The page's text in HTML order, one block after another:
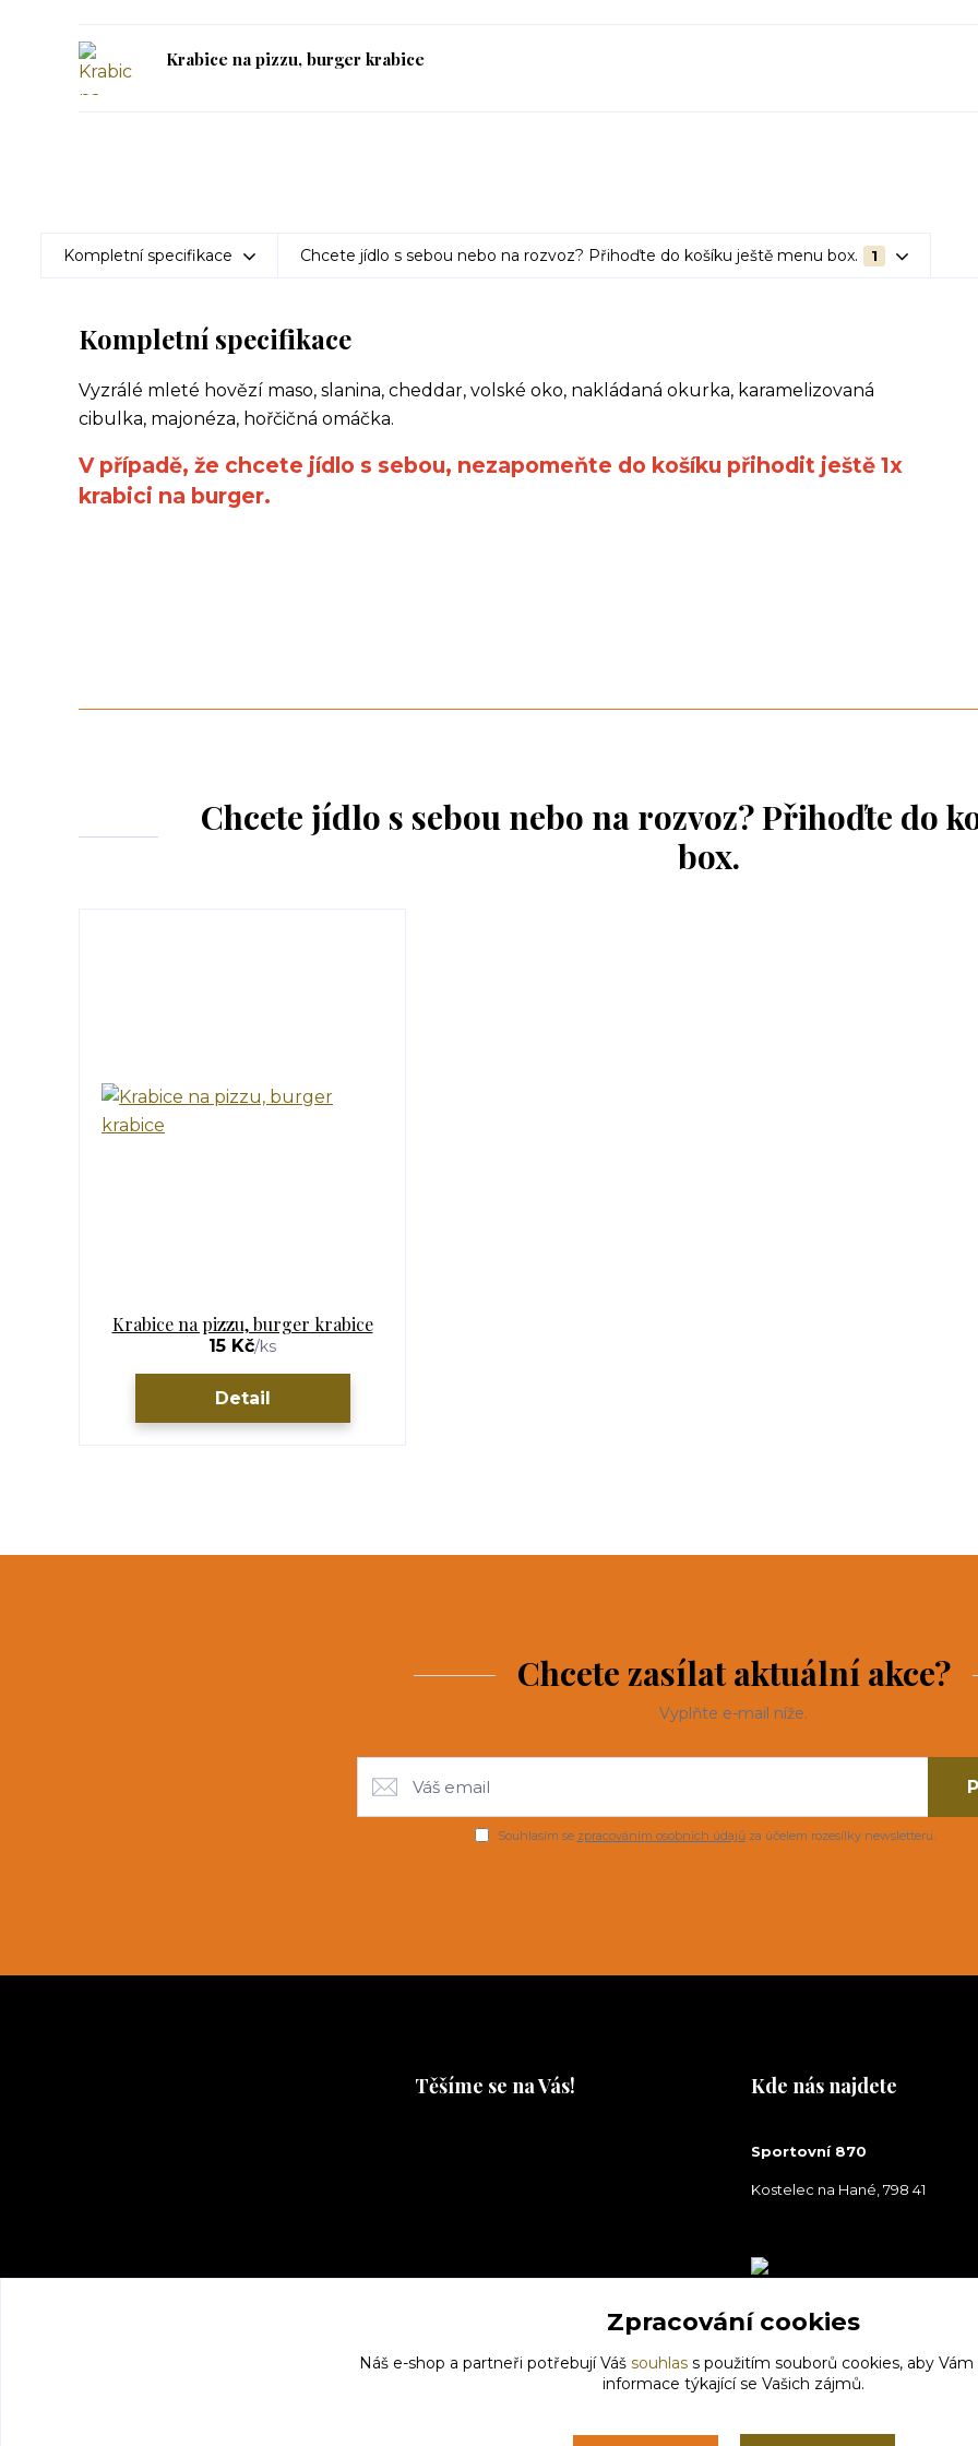
Krabice na pizzu, burger krabice
Kompletní specifikace Chcete jídlo s sebou nebo na rozvoz? Přihoďte do košíku ještě menu box. 1
Kompletní specifikace
Vyzrálé mleté hovězí maso, slanina, cheddar, volské oko, nakládaná okurka, karamelizovaná
cibulka, majonéza, hořčičná omáčka.
V případě, že chcete jídlo s sebou, nezapomeňte do košíku přihodit ještě 1x
krabici na burger.
Chcete jídlo s sebou nebo na rozvoz? Přihoďte do
box.
Krabice na pizzu, burger krabice
15 Kč/ks
Detail
Chcete zasílat aktuální akce?
Vyplňte e-mail níže.
Souhlasím se zpracováním osobních údajůza účelem rozesílky newsletteru.
Těšíme se na Vás! Kde nás najdete
Sportovní 870
Kostelec na Hané, 798 41
Zpracování cookies
Náš e-shop a partneři potřebují Váš souhlass použitím souborů cookies, aby
informace týkající se Vašich zájmů.